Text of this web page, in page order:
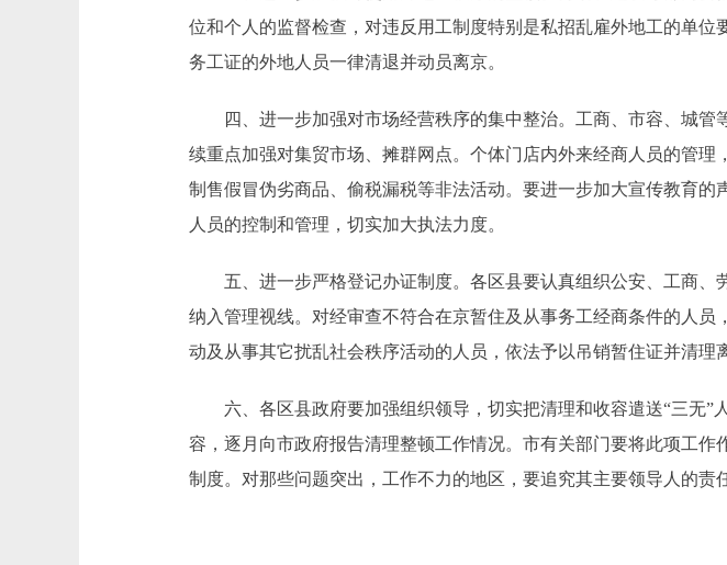
位和个人的监督检查，对违反用工制度特别是私招乱雇外地工的单
务工证的外地人员一律清退并动员离京。
四、进一步加强对市场经营秩序的集中整治。工商、市容、城管
续重点加强对集贸市场、摊群网点。个体门店内外来经商人员的管
制售假冒伪劣商品、偷税漏税等非法活动。要进一步加大宣传教育
人员的控制和管理，切实加大执法力度。
五、进一步严格登记办证制度。各区县要认真组织公安、工商、
纳入管理视线。对经审查不符合在京暂住及从事务工经商条件的人
动及从事其它扰乱社会秩序活动的人员，依法予以吊销暂住证并清
六、各区县政府要加强组织领导，切实把清理和收容遣送“三无”
容，逐月向市政府报告清理整顿工作情况。市有关部门要将此项工
制度。对那些问题突出，工作不力的地区，要追究其主要领导人的责